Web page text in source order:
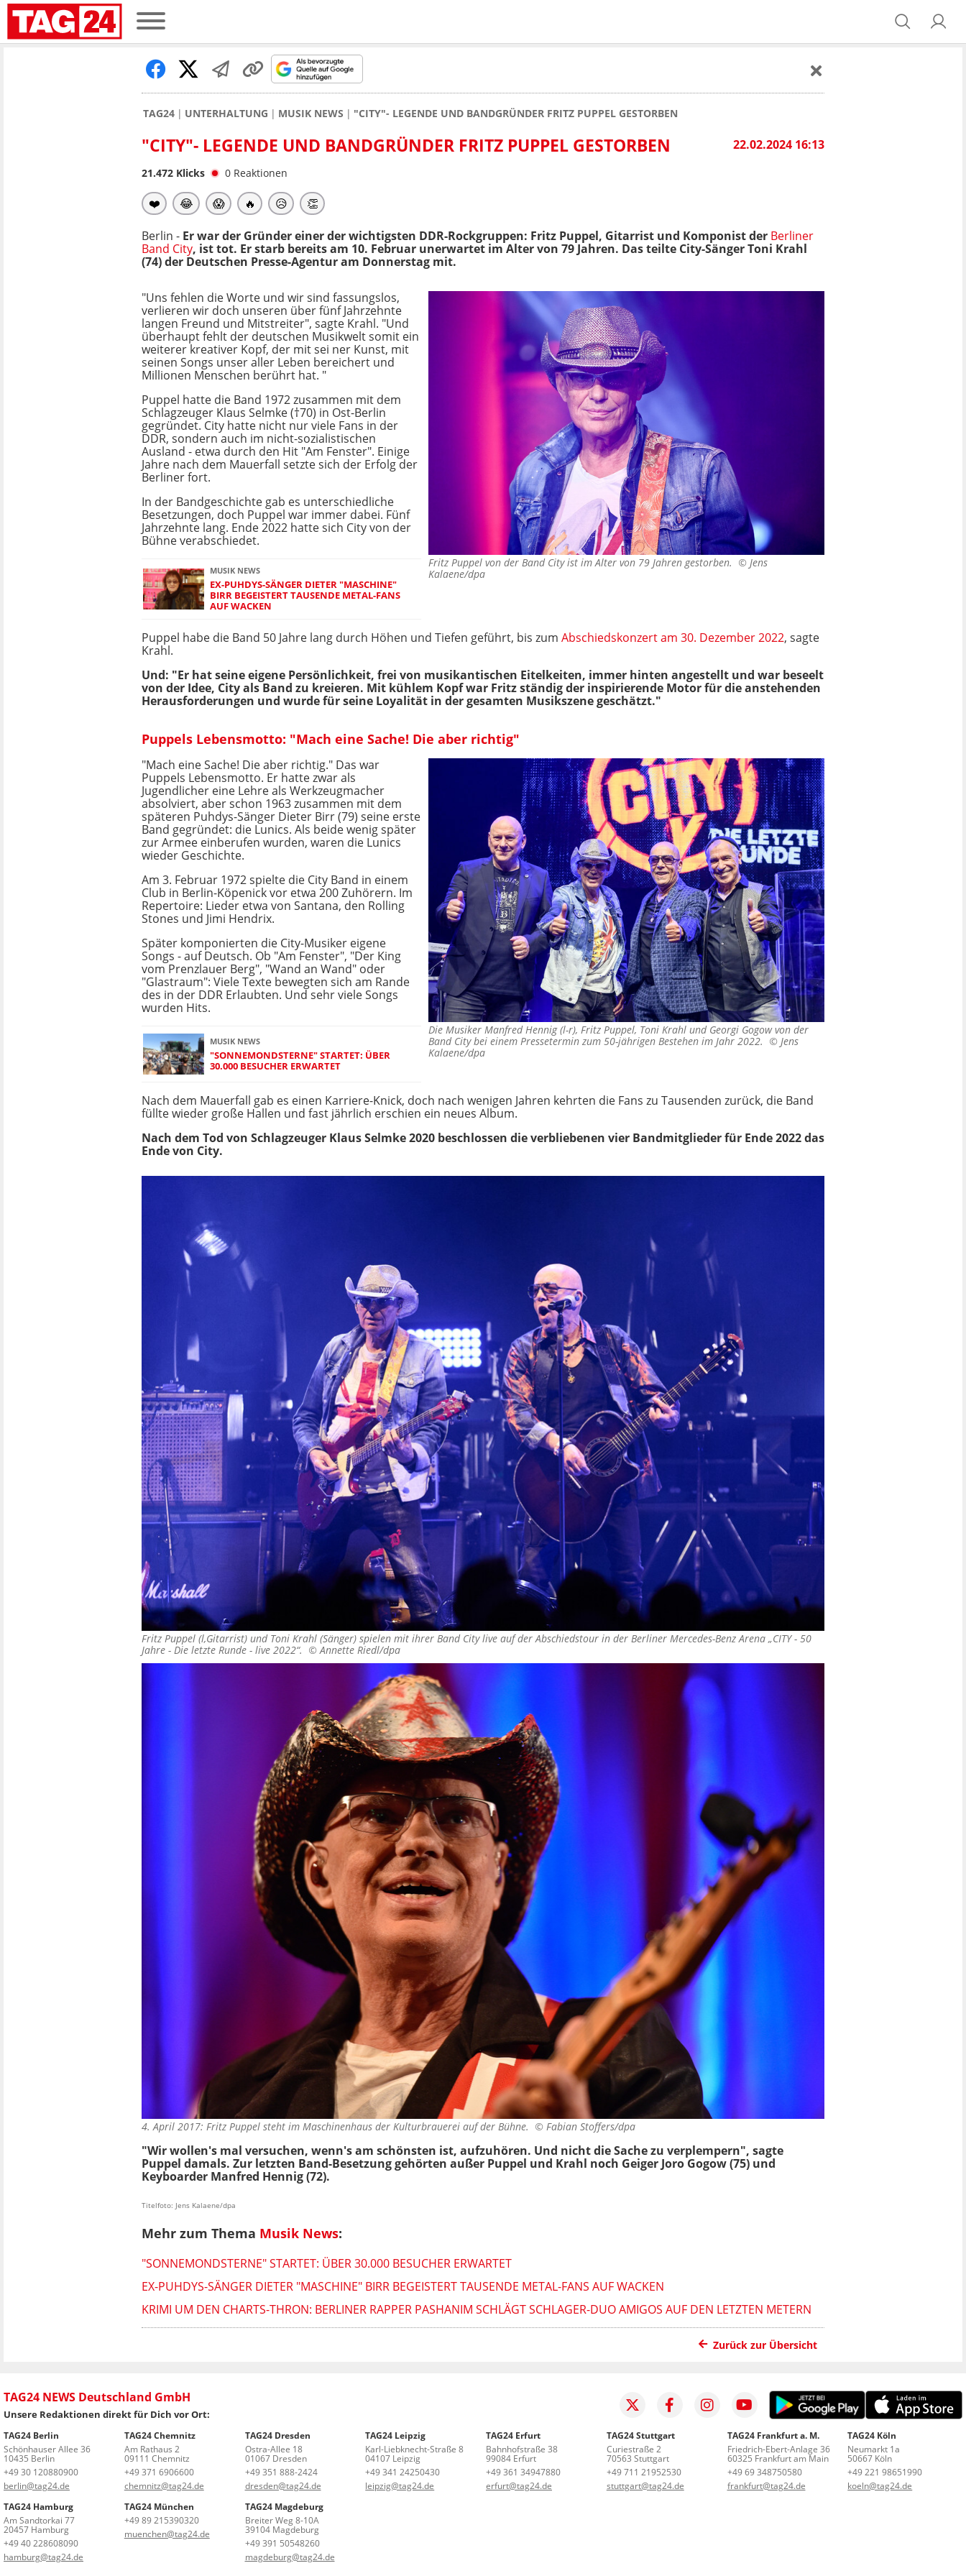
TAG24 UNTERHALTUNG MUSIK NEWS "CITY"- LEGENDE UND BANDGRÜNDER FRITZ PUPPEL GESTORBEN
22.02.2024 16:13
"CITY"- LEGENDE UND BANDGRÜNDER FRITZ PUPPEL GESTORBEN
21.472 Klicks 0 Reaktionen
❤️ 😂 😱 🔥 😥 👏
Berlin - Er war der Gründer einer der wichtigsten DDR-Rockgruppen: Fritz Puppel, Gitarrist und Komponist der Berliner
Band City, ist tot. Er starb bereits am 10. Februar unerwartet im Alter von 79 Jahren. Das teilte City-Sänger Toni Krahl
(74) der Deutschen Presse-Agentur am Donnerstag mit.
Fritz Puppel von der Band City ist im Alter von 79 Jahren gestorben. © Jens
Kalaene/dpa
"Uns fehlen die Worte und wir sind fassungslos,
verlieren wir doch unseren über fünf Jahrzehnte
langen Freund und Mitstreiter", sagte Krahl. "Und
überhaupt fehlt der deutschen Musikwelt somit ein
weiterer kreativer Kopf, der mit sei ner Kunst, mit
seinen Songs unser aller Leben bereichert und
Millionen Menschen berührt hat. "
Puppel hatte die Band 1972 zusammen mit dem
Schlagzeuger Klaus Selmke (†70) in Ost-Berlin
gegründet. City hatte nicht nur viele Fans in der
DDR, sondern auch im nicht-sozialistischen
Ausland - etwa durch den Hit "Am Fenster". Einige
Jahre nach dem Mauerfall setzte sich der Erfolg der
Berliner fort.
In der Bandgeschichte gab es unterschiedliche
Besetzungen, doch Puppel war immer dabei. Fünf
Jahrzehnte lang. Ende 2022 hatte sich City von der
Bühne verabschiedet.
MUSIK NEWS
EX-PUHDYS-SÄNGER DIETER "MASCHINE"
BIRR BEGEISTERT TAUSENDE METAL-FANS
AUF WACKEN
Puppel habe die Band 50 Jahre lang durch Höhen und Tiefen geführt, bis zum Abschiedskonzert am 30. Dezember 2022, sagte
Krahl.
Und: "Er hat seine eigene Persönlichkeit, frei von musikantischen Eitelkeiten, immer hinten angestellt und war beseelt
von der Idee, City als Band zu kreieren. Mit kühlem Kopf war Fritz ständig der inspirierende Motor für die anstehenden
Herausforderungen und wurde für seine Loyalität in der gesamten Musikszene geschätzt."
Puppels Lebensmotto: "Mach eine Sache! Die aber richtig"
Die Musiker Manfred Hennig (l-r), Fritz Puppel, Toni Krahl und Georgi Gogow von der
Band City bei einem Pressetermin zum 50-jährigen Bestehen im Jahr 2022. © Jens
Kalaene/dpa
"Mach eine Sache! Die aber richtig." Das war
Puppels Lebensmotto. Er hatte zwar als
Jugendlicher eine Lehre als Werkzeugmacher
absolviert, aber schon 1963 zusammen mit dem
späteren Puhdys-Sänger Dieter Birr (79) seine erste
Band gegründet: die Lunics. Als beide wenig später
zur Armee einberufen wurden, waren die Lunics
wieder Geschichte.
Am 3. Februar 1972 spielte die City Band in einem
Club in Berlin-Köpenick vor etwa 200 Zuhörern. Im
Repertoire: Lieder etwa von Santana, den Rolling
Stones und Jimi Hendrix.
Später komponierten die City-Musiker eigene
Songs - auf Deutsch. Ob "Am Fenster", "Der King
vom Prenzlauer Berg", "Wand an Wand" oder
"Glastraum": Viele Texte bewegten sich am Rande
des in der DDR Erlaubten. Und sehr viele Songs
wurden Hits.
MUSIK NEWS
"SONNEMONDSTERNE" STARTET: ÜBER
30.000 BESUCHER ERWARTET
Nach dem Mauerfall gab es einen Karriere-Knick, doch nach wenigen Jahren kehrten die Fans zu Tausenden zurück, die Band
füllte wieder große Hallen und fast jährlich erschien ein neues Album.
Nach dem Tod von Schlagzeuger Klaus Selmke 2020 beschlossen die verbliebenen vier Bandmitglieder für Ende 2022 das
Ende von City.
Fritz Puppel (l,Gitarrist) und Toni Krahl (Sänger) spielen mit ihrer Band City live auf der Abschiedstour in der Berliner Mercedes-Benz Arena „CITY - 50
Jahre - Die letzte Runde - live 2022“. ©Annette Riedl/dpa
4. April 2017: Fritz Puppel steht im Maschinenhaus der Kulturbrauerei auf der Bühne. © Fabian Stoffers/dpa
"Wir wollen's mal versuchen, wenn's am schönsten ist, aufzuhören. Und nicht die Sache zu verplempern", sagte
Puppel damals. Zur letzten Band-Besetzung gehörten außer Puppel und Krahl noch Geiger Joro Gogow (75) und
Keyboarder Manfred Hennig (72).
Titelfoto: Jens Kalaene/dpa
Mehr zum Thema Musik News:
"SONNEMONDSTERNE" STARTET: ÜBER 30.000 BESUCHER ERWARTET
EX-PUHDYS-SÄNGER DIETER "MASCHINE" BIRR BEGEISTERT TAUSENDE METAL-FANS AUF WACKEN
KRIMI UM DEN CHARTS-THRON: BERLINER RAPPER PASHANIM SCHLÄGT SCHLAGER-DUO AMIGOS AUF DEN LETZTEN METERN
Zurück zur Übersicht
TAG24 NEWS Deutschland GmbH
Unsere Redaktionen direkt für Dich vor Ort:
TAG24 Berlin
Schönhauser Allee 36
10435 Berlin
+49 30 120880900
berlin@tag24.de
TAG24 Chemnitz
Am Rathaus 2
09111 Chemnitz
+49 371 6906600
chemnitz@tag24.de
TAG24 Dresden
Ostra-Allee 18
01067 Dresden
+49 351 888-2424
dresden@tag24.de
TAG24 Leipzig
Karl-Liebknecht-Straße 8
04107 Leipzig
+49 341 24250430
leipzig@tag24.de
TAG24 Erfurt
Bahnhofstraße 38
99084 Erfurt
+49 361 34947880
erfurt@tag24.de
TAG24 Stuttgart
Curiestraße 2
70563 Stuttgart
+49 711 21952530
stuttgart@tag24.de
TAG24 Frankfurt a. M.
Friedrich-Ebert-Anlage 36
60325 Frankfurt am Main
+49 69 348750580
frankfurt@tag24.de
TAG24 Köln
Neumarkt 1a
50667 Köln
+49 221 98651990
koeln@tag24.de
TAG24 Hamburg
Am Sandtorkai 77
20457 Hamburg
+49 40 228608090
hamburg@tag24.de
TAG24 München
+49 89 215390320
muenchen@tag24.de
TAG24 Magdeburg
Breiter Weg 8-10A
39104 Magdeburg
+49 391 50548260
magdeburg@tag24.de